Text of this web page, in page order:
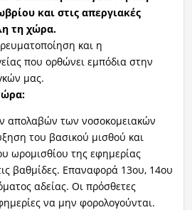
και στις απεργιακές
τη χώρα.
και η
που ορθώνει εμπόδια στην
μας.
απολαβών των νοσοκομειακών
του βασικού μισθού και
ωρομισθίου της εφημερίας
βαθμίδες. Επαναφορά 13ου, 14ου
αδείας. Οι πρόσθετες
να μην φορολογούνται.